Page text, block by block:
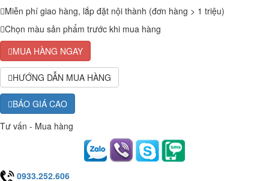
Miễn phí giao hàng, lắp đặt nội thành (đơn hàng > 1 triệu)
Chọn màu sản phẩm trước khi mua hàng
MUA HÀNG NGAY
HƯỚNG DẪN MUA HÀNG
BÁO GIÁ CAO
Tư vấn - Mua hàng
0933.252.606